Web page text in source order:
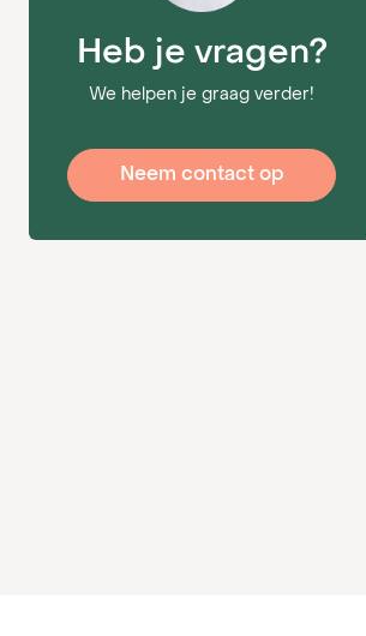
Heb je vragen?
We helpen je graag verder!
Neem contact op